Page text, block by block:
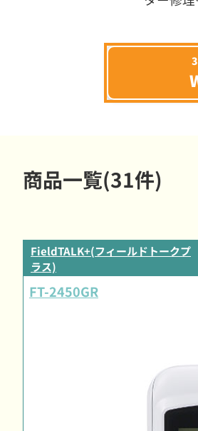
商品一覧(31件)
FieldTALK+(フィールドトークプ
ラス)
FT-2450GR